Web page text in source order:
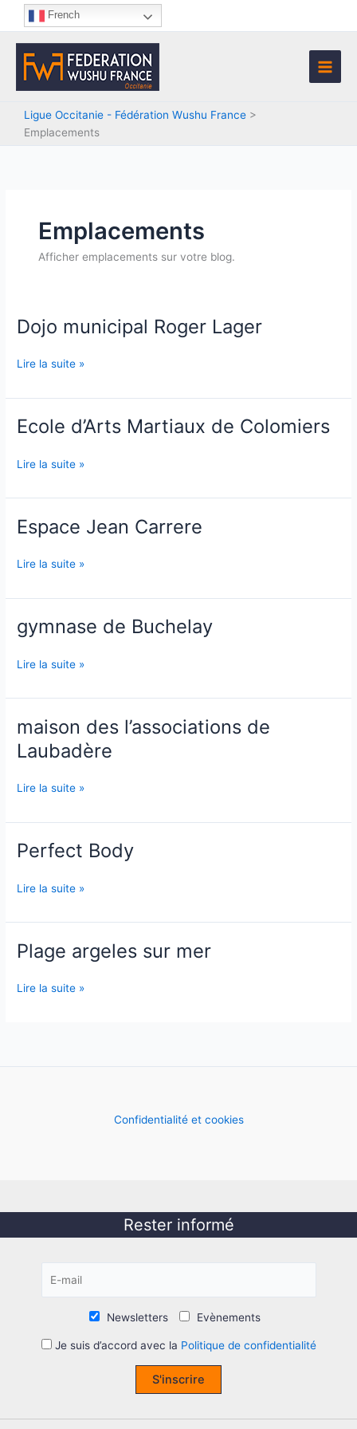
contenu
French
Ligue Occitanie - Fédération Wushu France >
Emplacements
Emplacements
Afficher emplacements sur votre blog.
Dojo municipal Roger Lager
Dojo
municipal
Roger
Lire la suite »
Ecole d’Arts Martiaux de Colomiers
Ecole
Martiaux
Lire la suite »
Espace Jean Carrere
Espace
Jean
Carrere
Lire la suite »
gymnase de Buchelay
gymnase
de
Buchelay
Lire la suite »
maison des l’associations de
Laubadère
maison
des
l’associations
Laubadère
Lire la suite »
Perfect Body
Perfect
Lire la suite »
Plage argeles sur mer
Plage
argeles
sur
Lire la suite »
Confidentialité et cookies
Rester informé
Newsletters Evènements
Je suis d’accord avec la Politique de confidentialité
S'inscrire